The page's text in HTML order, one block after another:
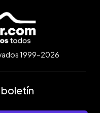
1999-2026